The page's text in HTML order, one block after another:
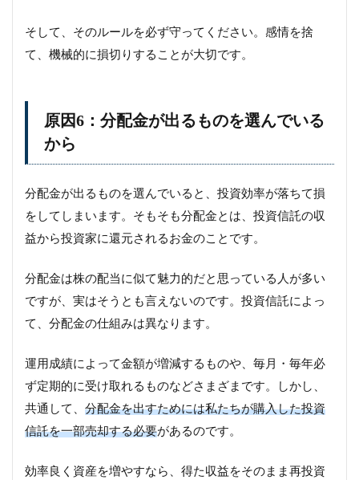
そして、そのルールを必ず守ってください。感情を捨
て、機械的に損切りすることが大切です。
原因6：分配金が出るものを選んでいる
から
分配金が出るものを選んでいると、投資効率が落ちて損
をしてしまいます。そもそも分配金とは、投資信託の収
益から投資家に還元されるお金のことです。
分配金は株の配当に似て魅力的だと思っている人が多い
ですが、実はそうとも言えないのです。投資信託によっ
て、分配金の仕組みは異なります。
運用成績によって金額が増減するものや、毎月・毎年必
ず定期的に受け取れるものなどさまざまです。しかし、
共通して、 分配金を出すためには私たちが購入した投資
信託を一部売却する必要があるのです。
効率良く資産を増やすなら、得た収益をそのまま再投資